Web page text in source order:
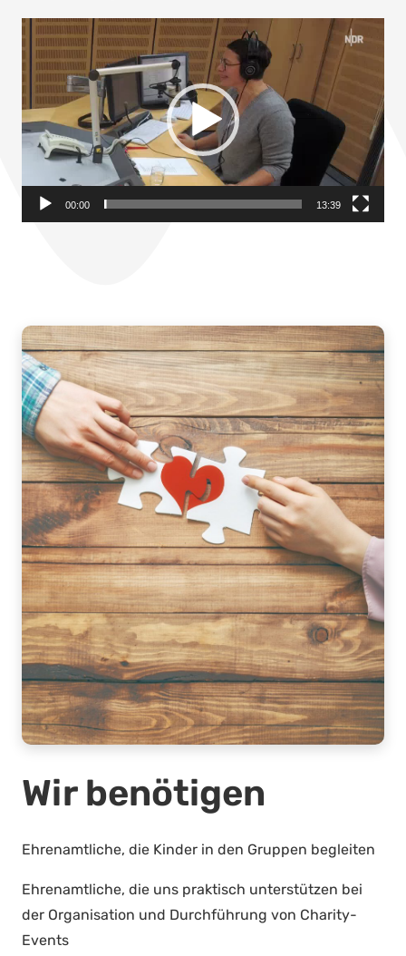
Video-
Player
00:00 13:39
Wir benötigen
Ehrenamtliche, die Kinder in den Gruppen begleiten
Ehrenamtliche, die uns praktisch unterstützen bei
der Organisation und Durchführung von Charity-
Events